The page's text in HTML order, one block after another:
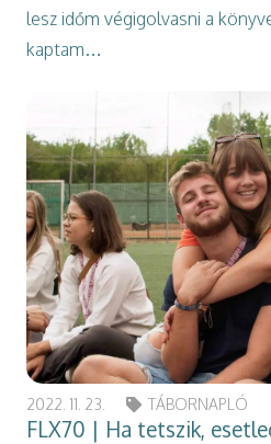
lesz időm végigolvasni a
kaptam…
2022. 11. 23. TÁBORNAPLÓ
FLX70 | Ha tetszik,